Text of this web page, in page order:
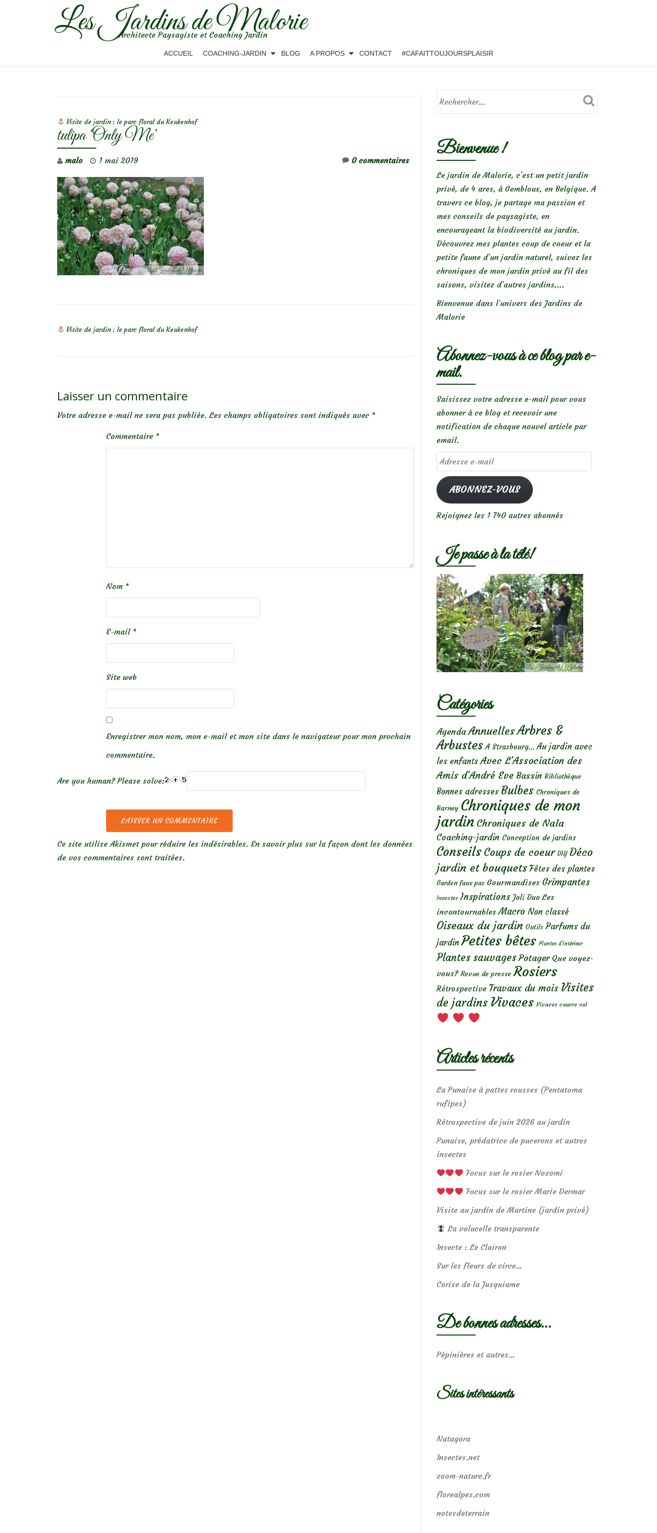
Les Jardins de Malorie
Architecte Paysagiste et Coaching Jardin
ACCUEIL COACHING-JARDIN BLOG A PROPOS CONTACT #CAFAITTOUJOURSPLAISIR
Visite de jardin : le parc floral du Keukenhof
tulipa ‘Only Me’
malo 1 mai 2019 0 commentaires
Visite de jardin : le parc floral du Keukenhof
Laisser un commentaire
Votre adresse e-mail ne sera pas publiée. Les champs obligatoires sont indiqués avec *
Commentaire *
Nom *
E-mail *
Site web
Enregistrer mon nom, mon e-mail et mon site dans le navigateur pour mon prochain
commentaire.
Are you human? Please solve:
Ce site utilise Akismet pour réduire les indésirables. En savoir plus sur la façon dont les données
de vos commentaires sont traitées.
Bienvenue !
Le jardin de Malorie, c'est un petit jardin
privé, de 4 ares, à Gembloux, en Belgique. A
travers ce blog, je partage ma passion et
mes conseils de paysagiste, en
encourageant la biodiversité au jardin.
Découvrez mes plantes coup de coeur et la
petite faune d’un jardin naturel, suivez les
chroniques de mon jardin privé au fil des
saisons, visitez d’autres jardins,...
Bienvenue dans l’univers des Jardins de
Malorie
Abonnez-vous à ce blog par e-
mail.
Saisissez votre adresse e-mail pour vous
abonner à ce blog et recevoir une
notification de chaque nouvel article par
email.
Adresse
e-
mailABONNEZ-VOUS
Rejoignez les 1 740 autres abonnés
Je passe à la télé!
Catégories
Agenda AnnuellesArbres &
Arbustes A Strasbourg... Au jardin avec
les enfants Avec L'Association des
Amis d'André Eve Bassin Bibliothèque
Bonnes adresses Bulbes Chroniques de
Barney Chroniques de mon
jardin Chroniques de Nala
Coaching-jardin Conception de jardins
Conseils Coups de coeur DIY Déco
jardin et bouquets Fêtes des plantes
Garden faux pas Gourmandises Grimpantes
Insectes Inspirations Joli Duo Les
incontournables Macro Non classé
Oiseaux du jardin Outils Parfums du
jardin Petites bêtes Plantes d’intérieur
Plantes sauvages Potager Que voyez-
vous? Revue de presse Rosiers
Rétrospective Travaux du mois Visites
de jardins Vivaces Vivaces couvre-sol
Articles récents
La Punaise à pattes rousses (Pentatoma
rufipes)
Rétrospective de juin 2026 au jardin
Punaise, prédatrice de pucerons et autres
insectes
Focus sur le rosier Nozomi
Focus sur le rosier Marie Dermar
Visite au jardin de Martine (jardin privé)
La volucelle transparente
Insecte : Le Clairon
Sur les fleurs de circe…
Corise de la Jusquiame
De bonnes adresses…
Pépinières et autres…
Sites intéressants
Natagora
Insectes.net
zoom-nature.fr
florealpes.com
notesdeterrain